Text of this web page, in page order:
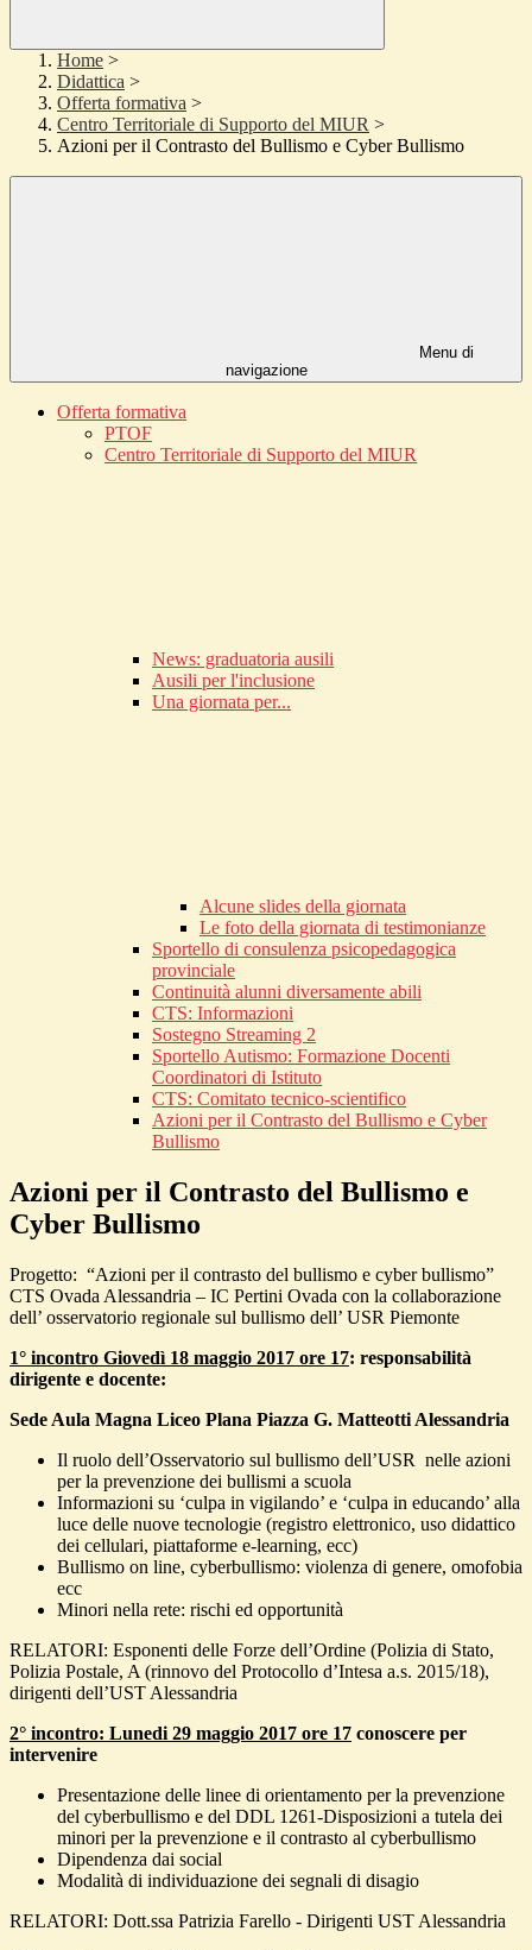
Home >
Didattica >
Offerta formativa >
Centro Territoriale di Supporto del MIUR >
Azioni per il Contrasto del Bullismo e Cyber Bullismo
Menu di
navigazione
Offerta formativa
PTOF
Centro Territoriale di Supporto del MIUR
News: graduatoria ausili
Ausili per l'inclusione
Una giornata per...
Alcune slides della giornata
Le foto della giornata di testimonianze
Sportello di consulenza psicopedagogica
provinciale
Continuità alunni diversamente abili
CTS: Informazioni
Sostegno Streaming 2
Sportello Autismo: Formazione Docenti
Coordinatori di Istituto
CTS: Comitato tecnico-scientifico
Azioni per il Contrasto del Bullismo e Cyber
Bullismo
Azioni per il Contrasto del Bullismo e
Cyber Bullismo
Progetto: “Azioni per il contrasto del bullismo e cyber bullismo”
CTS Ovada Alessandria – IC Pertini Ovada con la collaborazione
dell’ osservatorio regionale sul bullismo dell’ USR Piemonte
1° incontro Giovedì 18 maggio 2017 ore 17: responsabilità
dirigente e docente:
Sede Aula Magna Liceo Plana Piazza G. Matteotti Alessandria
Il ruolo dell’Osservatorio sul bullismo dell’USR nelle azioni
per la prevenzione dei bullismi a scuola
Informazioni su ‘culpa in vigilando’ e ‘culpa in educando’ alla
luce delle nuove tecnologie (registro elettronico, uso didattico
dei cellulari, piattaforme e-learning, ecc)
Bullismo on line, cyberbullismo: violenza di genere, omofobia
ecc
Minori nella rete: rischi ed opportunità
RELATORI: Esponenti delle Forze dell’Ordine (Polizia di Stato,
Polizia Postale, A (rinnovo del Protocollo d’Intesa a.s. 2015/18),
dirigenti dell’UST Alessandria
2° incontro: Lunedi 29 maggio 2017 ore 17 conoscere per
intervenire
Presentazione delle linee di orientamento per la prevenzione
del cyberbullismo e del DDL 1261-Disposizioni a tutela dei
minori per la prevenzione e il contrasto al cyberbullismo
Dipendenza dai social
Modalità di individuazione dei segnali di disagio
RELATORI: Dott.ssa Patrizia Farello - Dirigenti UST Alessandria